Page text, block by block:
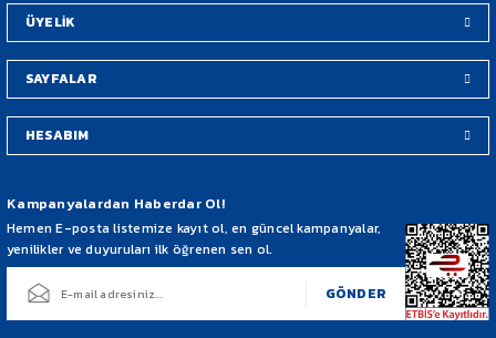
ÜYELİK
SAYFALAR
HESABIM
Kampanyalardan Haberdar Ol!
Hemen E-posta listemize kayıt ol, en güncel kampanyalar,
yenilikler ve duyuruları ilk öğrenen sen ol.
GÖNDER